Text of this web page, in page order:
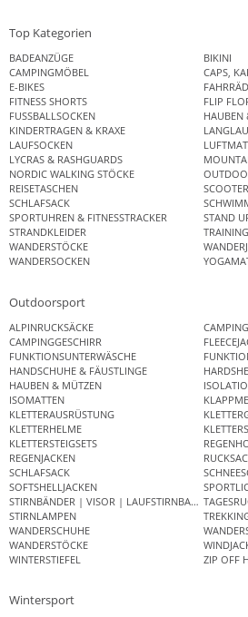
Top Kategorien
BADEANZÜGE
BIKINI
CAMPINGMÖBEL
CAPS,
E-BIKES
FITNESS SHORTS
FLIP
FUSSBALLSOCKEN
HAUBEN
KINDERTRAGEN & KRAXE
LAUFSOCKEN
LYCRAS & RASHGUARDS
NORDIC WALKING STÖCKE
REISETASCHEN
SCOOTER
SCHLAFSACK
SPORTUHREN & FITNESSTRACKER
STAND
STRANDKLEIDER
WANDERSTÖCKE
WANDERSOCKEN
Outdoorsport
ALPINRUCKSÄCKE
CAMPINGGESCHIRR
FUNKTIONSUNTERWÄSCHE
HANDSCHUHE & FÄUSTLINGE
HAUBEN & MÜTZEN
ISOMATTEN
KLETTERAUSRÜSTUNG
KLETTERHELME
KLETTERSTEIGSETS
REGENJACKEN
SCHLAFSACK
SOFTSHELLJACKEN
STIRNBÄNDER | VISOR | LAUFSTIRNBAND
STIRNLAMPEN
WANDERSCHUHE
WANDERSTÖCKE
WINTERSTIEFEL
ZIP OFF
Wintersport